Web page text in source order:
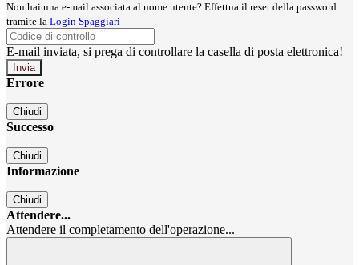
Non hai una e-mail associata al nome utente? Effettua il reset della password
tramite la Login Spaggiari
E-mail inviata, si prega di controllare la casella di posta elettronica!
Errore
Chiudi
Successo
Chiudi
Informazione
Chiudi
Attendere...
Attendere il completamento dell'operazione...